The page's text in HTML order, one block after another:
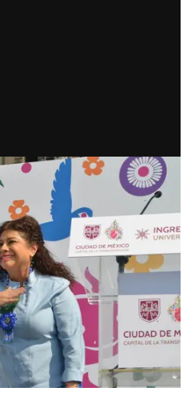
Ingreso
a 21 mil